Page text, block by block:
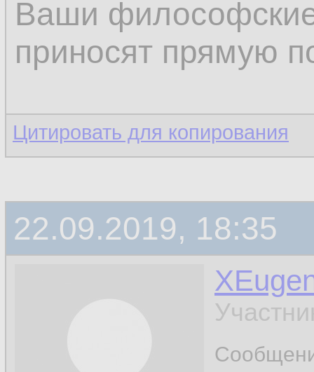
Ваши
приносят прямую
Цитировать для копирования
22.09.2019, 18:35